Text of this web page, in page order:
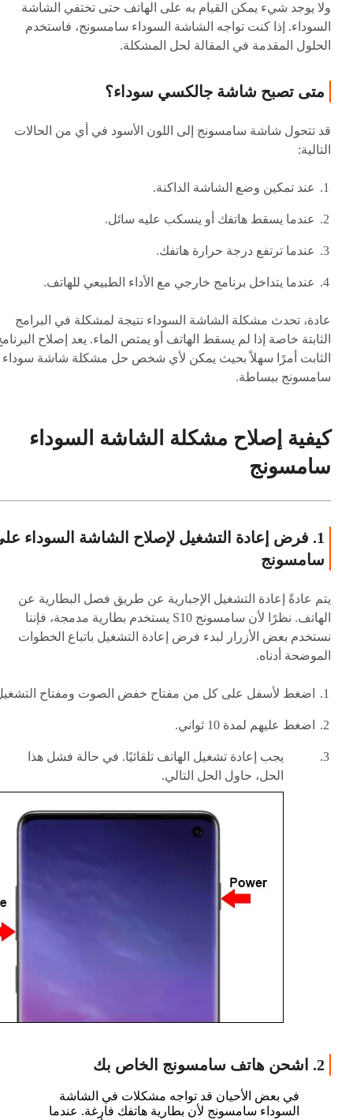
ولا يوجد شيء يمكن القيام به على الهاتف حتى تختفي الشاشة
السوداء. إذا كنت تواجه الشاشة السوداء سامسونج، فاستخدم
الحلول المقدمة في المقالة لحل المشكلة.
متى تصبح شاشة جالكسي سوداء؟
قد تتحول شاشة سامسونج إلى اللون الأسود في أي من الحالات
التالية:
عند تمكين وضع الشاشة الداكنة.
عندما يسقط هاتفك أو ينسكب عليه سائل.
عندما ترتفع درجة حرارة هاتفك.
عندما يتداخل برنامج خارجي مع الأداء الطبيعي للهاتف.
عادة، تحدث مشكلة الشاشة السوداء نتيجة لمشكلة في البرامج
الثابتة خاصة إذا لم يسقط الهاتف أو يمتص الماء. يعد إصلاح
الثابت أمرًا سهلاً بحيث يمكن لأي شخص حل مشكلة شاشة سوداء
سامسونج ببساطة.
كيفية إصلاح مشكلة الشاشة السوداء
سامسونج
1. فرض إعادة التشغيل لإصلاح الشاشة السوداء
سامسونج
يتم عادةً إعادة التشغيل الإجبارية عن طريق فصل البطارية عن
الهاتف. نظرًا لأن سامسونج S10 يستخدم بطارية مدمجة، فإننا
نستخدم بعض الأزرار لبدء فرض إعادة التشغيل باتباع الخطوات
الموضحة أدناه.
اضغط لأسفل على كل من مفتاح خفض الصوت ومفتاح
اضغط عليهم لمدة 10 ثواني.
يجب إعادة تشغيل الهاتف تلقائيًا. في حالة فشل هذا
الحل، حاول الحل التالي.
2. اشحن هاتف سامسونج الخاص بك
في بعض الأحيان قد تواجه مشكلات في الشاشة
السوداء سامسونج لأن بطارية هاتفك فارغة. عندما